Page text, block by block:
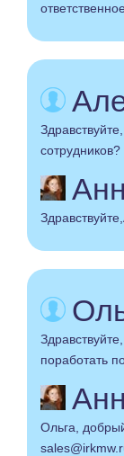
сотрудников?
поработать
Ольга,